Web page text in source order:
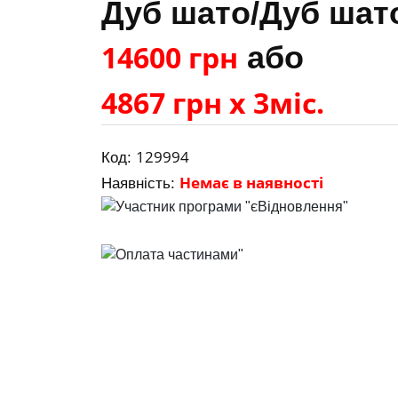
Дуб шато/Дуб
14600 грн або
4867 грн х 3міс.
Код: 129994
Наявність: Немає в наявності